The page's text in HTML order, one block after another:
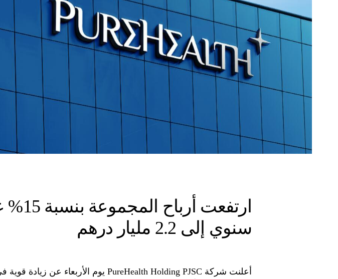
ارتفعت
سنوي إلى 2.2 مليار درهم